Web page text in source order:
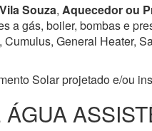
Vila Souza, Aquecedor ou
a gás, boiler, bombas e
General Heater,
Solar projetado e/ou